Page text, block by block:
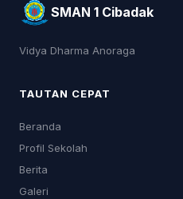
SMAN 1 Cibadak
Vidya Dharma Anoraga
TAUTAN CEPAT
Beranda
Profil Sekolah
Berita
Galeri